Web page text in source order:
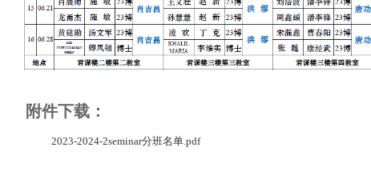
附件下载：
2023-2024-2seminar分班名单.pdf